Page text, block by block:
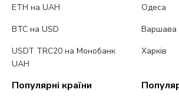
ETH на UAH
BTC на USD
USDT TRC20 на Монобанк
UAH
Одеса
Варшава
Харків
Популярні країни